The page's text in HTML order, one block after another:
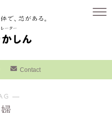
Contact
―